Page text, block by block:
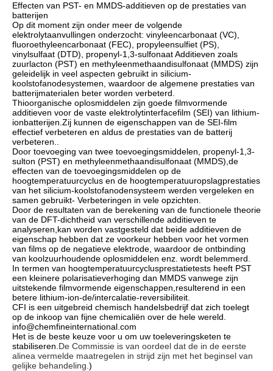
Effecten van PST- en MMDS-additieven op de prestaties van
batterijen
Op dit moment zijn onder meer de volgende
elektrolytaanvullingen onderzocht: vinyleencarbonaat (VC),
fluoroethyleencarbonaat (FEC), propyleensulfiet (PS),
vinylsulfaat (DTD), propenyl-1,3-sulfonaat Additieven zoals
zuurlacton (PST) en methyleenmethaandisulfonaat (MMDS) zijn
geleidelijk in veel aspecten gebruikt in silicium-
koolstofanodesystemen, waardoor de algemene prestaties van
batterijmaterialen beter worden verbeterd.
Thioorganische oplosmiddelen zijn goede filmvormende
additieven voor de vaste elektrolytinterfacefilm (SEI) van lithium-
ionbatterijen.Zij kunnen de eigenschappen van de SEI-film
effectief verbeteren en aldus de prestaties van de batterij
verbeteren..
Door toevoeging van twee toevoegingsmiddelen, propenyl-1,3-
sulton (PST) en methyleenmethaandisulfonaat (MMDS),de
effecten van de toevoegingsmiddelen op de
hoogtemperatuurcyclus en de hoogtemperatuuropslagprestaties
van het silicium-koolstofanodensysteem werden vergeleken en
samen gebruikt- Verbeteringen in vele opzichten.
Door de resultaten van de berekening van de functionele theorie
van de DFT-dichtheid van verschillende additieven te
analyseren,kan worden vastgesteld dat beide additieven de
eigenschap hebben dat ze voorkeur hebben voor het vormen
van films op de negatieve elektrode, waardoor de ontbinding
van koolzuurhoudende oplosmiddelen enz. wordt belemmerd.
In termen van hoogtemperatuurcyclusprestatietests heeft PST
een kleinere polarisatieverhoging dan MMDS vanwege zijn
uitstekende filmvormende eigenschappen,resulterend in een
betere lithium-ion-de/intercalatie-reversibiliteit.
CFI is een uitgebreid chemisch handelsbedrijf dat zich toelegt
op de inkoop van fijne chemicaliën over de hele wereld.
info@chemfineinternational.com
Het is de beste keuze voor u om uw toeleveringsketen te
stabiliseren. De Commissie is van oordeel dat de in de eerste
alinea vermelde maatregelen in strijd zijn met het beginsel van
gelijke behandeling. )